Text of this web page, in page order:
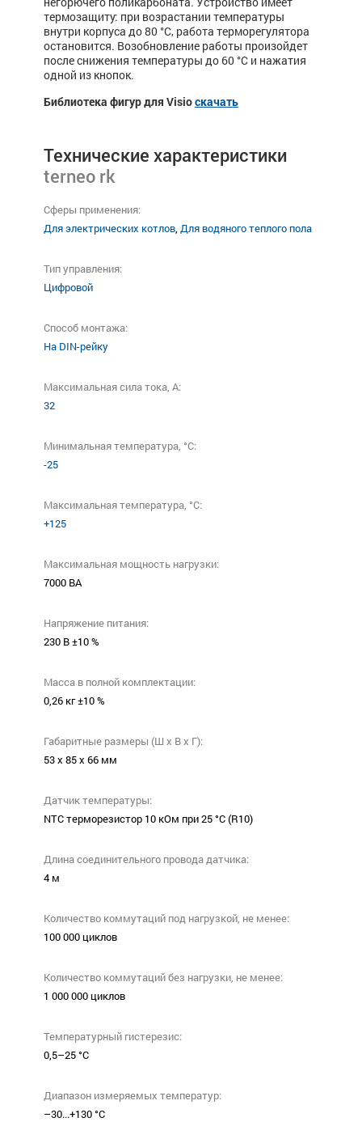
термозащиту: при возрастании температуры
внутри корпуса до 80 °С, работа терморегулятора
остановится. Возобновление работы произойдет
после снижения температуры до 60 °С и нажатия
одной из кнопок.
Библиотека фигур для Visioскачать
Технические характеристики
terneo rk
Сферы применения:
Для электрических котлов, Для водяного теплого пола
Тип управления:
Цифровой
Способ монтажа:
На DIN-рейку
Максимальная сила тока, A:
32
Минимальная температура, °C:
-25
Максимальная температура, °C:
+125
Максимальная мощность нагрузки:
7000 ВА
Напряжение питания:
230 В ±10 %
Масса в полной комплектации:
0,26 кг ±10 %
Габаритные размеры (Ш х В х Г):
53 х 85 х 66 мм
Датчик температуры:
NTC терморезистор 10 кОм при 25 °С (R10)
Длина соединительного провода датчика:
4 м
Количество коммутаций под нагрузкой, не менее:
100 000 циклов
Количество коммутаций без нагрузки, не менее:
1 000 000 циклов
Температурный гистерезис:
0,5–25 °С
Диапазон измеряемых температур:
–30...+130 °С